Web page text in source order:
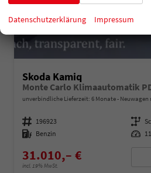
Skoda Kamiq
unverbindliche Lieferzeit: 6 Monate Neuwagen
Fahrzeugnummer 196923 Getriebe
Kraftstoff Benzin Leistung
31.010,– €
incl. 19% MwSt.
Datenschutzerklärung Impressum